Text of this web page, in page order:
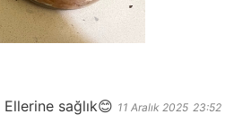
Ellerine sağlık😊 11 Aralık 2025 23:52